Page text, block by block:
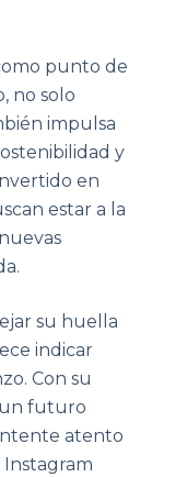
punto de
no solo
impulsa
y
en
estar a la
su huella
indicar
Con su
futuro
atento
Instagram